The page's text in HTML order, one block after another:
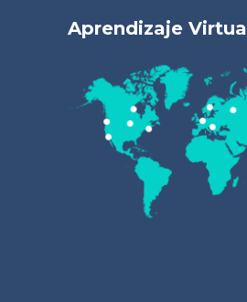
Aprendizaje Virtual